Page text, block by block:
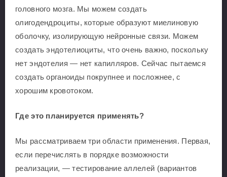
головного мозга. Мы можем создать
олигодендроциты, которые образуют миелиновую
оболочку, изолирующую нейронные связи. Можем
создать эндотелиоциты, что очень важно, поскольку
нет эндотелия — нет капилляров. Сейчас пытаемся
создать органоиды покрупнее и посложнее, с
хорошим кровотоком.
Где это планируется применять?
Мы рассматриваем три области применения. Первая,
если перечислять в порядке возможности
реализации, — тестирование аллелей (вариантов